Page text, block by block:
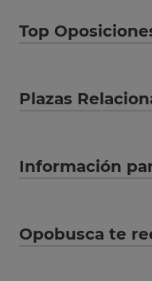
Top
Plazas
Información
Opobusca te